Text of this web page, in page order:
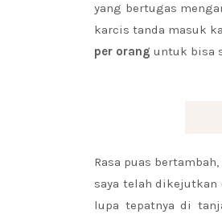
yang bertugas
karcis tanda masuk
per orang untuk bisa
Rasa puas
saya telah dikejutkan
lupa tepatnya di